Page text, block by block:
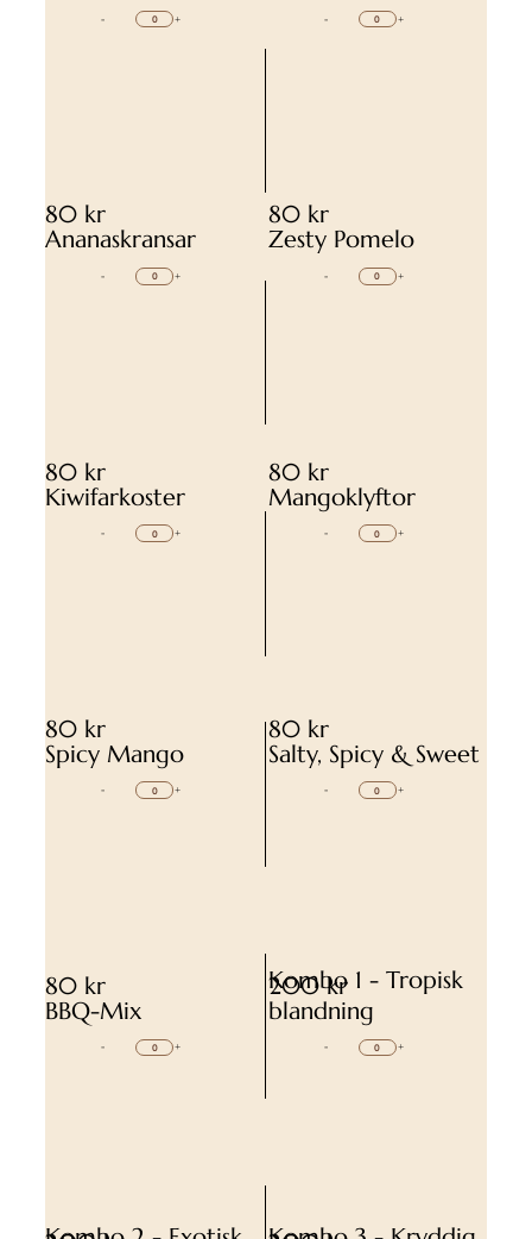
- + - +
80 kr
Ananaskransar
- +
80 kr
Zesty Pomelo
- +
80 kr
Kiwifarkoster
- +
80 kr
Mangoklyftor
- +
80 kr
Spicy Mango
- +
80 kr
Salty, Spicy & Sweet
- +
80 kr
BBQ-Mix
- +
200 kr
Kombo 1 - Tropisk
blandning
- +